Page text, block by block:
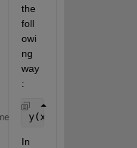
the
foll
owi
ng
way
:
y(x>=2.519e6 &
In